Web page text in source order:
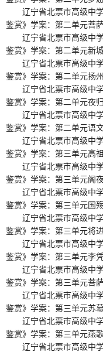
辽宁省北票市高级中学
鉴赏》学案：第二单元菩
辽宁省北票市高级中学
鉴赏》学案：第二单元新
辽宁省北票市高级中学
鉴赏》学案：第二单元扬
辽宁省北票市高级中学
鉴赏》学案：第二单元夜
辽宁省北票市高级中学
鉴赏》学案：第二单元语
辽宁省北票市高级中学
鉴赏》学案：第三单元高
辽宁省北票市高级中学
鉴赏》学案：第三单元阁
辽宁省北票市高级中学
鉴赏》学案：第三单元国
辽宁省北票市高级中学
鉴赏》学案：第三单元将
辽宁省北票市高级中学
鉴赏》学案：第三单元李
辽宁省北票市高级中学
鉴赏》学案：第三单元菩
辽宁省北票市高级中学
鉴赏》学案：第三单元苏
辽宁省北票市高级中学
鉴赏》学案：第三单元燕
辽宁省北票市高级中学